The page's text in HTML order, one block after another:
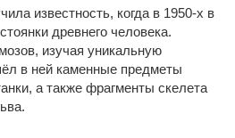
известность, когда в 1950-х в
древнего человека.
изучая уникальную
в ней каменные предметы
а также фрагменты скелета